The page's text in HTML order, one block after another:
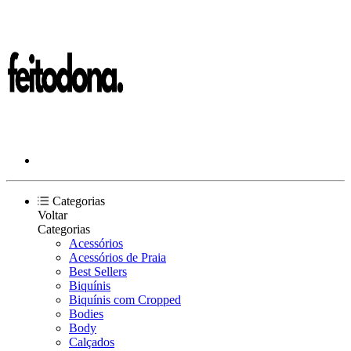
Categorias
Voltar
Categorias
Acessórios
Acessórios de Praia
Best Sellers
Biquínis
Biquínis com Cropped
Bodies
Body
Calçados